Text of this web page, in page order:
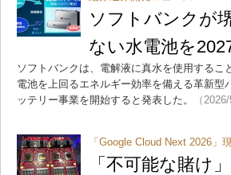
ソフトバンクが
ない水電池を
ソフトバンクは、電解液に真水を使用する
電池を上回るエネルギー効率を備える革新
ッテリー事業を開始すると発表した。
（
「Google Cloud Next 2026」
「不可能な賭け